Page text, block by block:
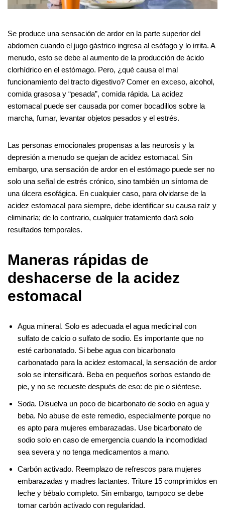
Se produce una sensación de ardor en la parte superior del
abdomen cuando el jugo gástrico ingresa al esófago y lo irrita. A
menudo, esto se debe al aumento de la producción de ácido
clorhídrico en el estómago. Pero, ¿qué causa el mal
funcionamiento del tracto digestivo? Comer en exceso, alcohol,
comida grasosa y “pesada”, comida rápida. La acidez
estomacal puede ser causada por comer bocadillos sobre la
marcha, fumar, levantar objetos pesados ​​y el estrés.
Las personas emocionales propensas a las neurosis y la
depresión a menudo se quejan de acidez estomacal. Sin
embargo, una sensación de ardor en el estómago puede ser no
solo una señal de estrés crónico, sino también un síntoma de
una úlcera esofágica. En cualquier caso, para olvidarse de la
acidez estomacal para siempre, debe identificar su causa raíz y
eliminarla; de lo contrario, cualquier tratamiento dará solo
resultados temporales.
Maneras rápidas de
deshacerse de la acidez
estomacal
Agua mineral. Solo es adecuada el agua medicinal con
sulfato de calcio o sulfato de sodio. Es importante que no
esté carbonatado. Si bebe agua con bicarbonato
carbonatado para la acidez estomacal, la sensación de ardor
solo se intensificará. Beba en pequeños sorbos estando de
pie, y no se recueste después de eso: de pie o siéntese.
Soda. Disuelva un poco de bicarbonato de sodio en agua y
beba. No abuse de este remedio, especialmente porque no
es apto para mujeres embarazadas. Use bicarbonato de
sodio solo en caso de emergencia cuando la incomodidad
sea severa y no tenga medicamentos a mano.
Carbón activado. Reemplazo de refrescos para mujeres
embarazadas y madres lactantes. Triture 15 comprimidos en
leche y bébalo completo. Sin embargo, tampoco se debe
tomar carbón activado con regularidad.